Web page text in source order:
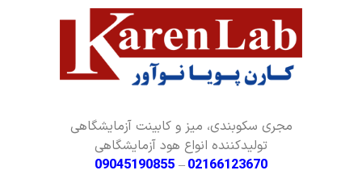
مجری سکوبندی، میز و کابینت آزمایشگاهی
تولیدکننده انواع هود آزمایشگاهی
02166123670
–
09045190855